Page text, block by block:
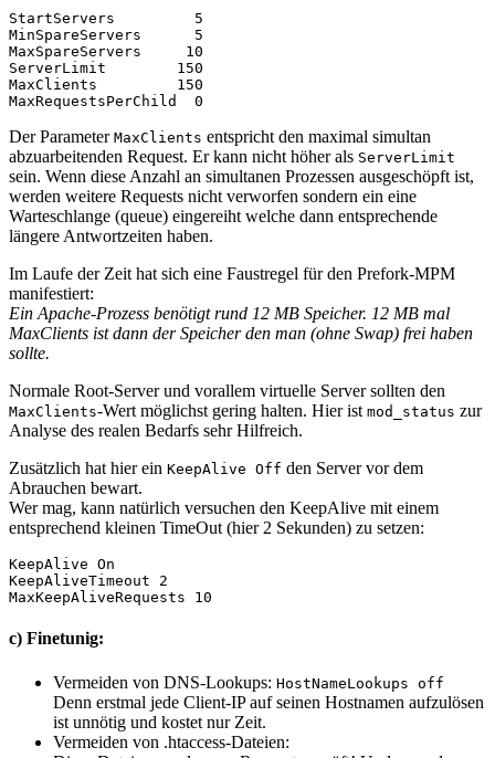
StartServers         5
MinSpareServers      5
MaxSpareServers     10
ServerLimit        150
MaxClients         150
MaxRequestsPerChild  0
Der Parameter MaxClients entspricht den maximal simultan
abzuarbeitenden Request. Er kann nicht höher als ServerLimit
sein. Wenn diese Anzahl an simultanen Prozessen ausgeschöpft ist,
werden weitere Requests nicht verworfen sondern ein eine
Warteschlange (queue) eingereiht welche dann entsprechende
längere Antwortzeiten haben.
Im Laufe der Zeit hat sich eine Faustregel für den Prefork-MPM
manifestiert:
Ein Apache-Prozess benötigt rund 12 MB Speicher. 12 MB mal
MaxClients ist dann der Speicher den man (ohne Swap) frei haben
sollte.
Normale Root-Server und vorallem virtuelle Server sollten den
MaxClients-Wert möglichst gering halten. Hier ist mod_status zur
Analyse des realen Bedarfs sehr Hilfreich.
Zusätzlich hat hier ein KeepAlive Off den Server vor dem
Abrauchen bewart.
Wer mag, kann natürlich versuchen den KeepAlive mit einem
entsprechend kleinen TimeOut (hier 2 Sekunden) zu setzen:
KeepAlive On
KeepAliveTimeout 2
MaxKeepAliveRequests 10
c) Finetunig:
Vermeiden von DNS-Lookups: HostNameLookups off
Denn erstmal jede Client-IP auf seinen Hostnamen aufzulösen
ist unnötig und kostet nur Zeit.
Vermeiden von .htaccess-Dateien: